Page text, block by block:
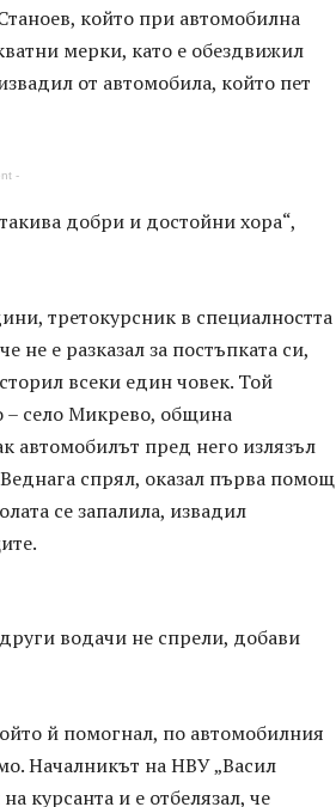
който при автомобилна
мерки, като е обездвижил
от автомобила, който пет
-
добри и достойни хора“,
третокурсник в специалността
не е разказал за постъпката си,
всеки един човек. Той
– село Микрево, община
автомобилът пред него излязъл
спрял, оказал първа помощ
се запалила, извадил
водачи не спрели, добави
й помогнал, по автомобилния
Началникът на НВУ „Васил
курсанта и е отбелязал, че